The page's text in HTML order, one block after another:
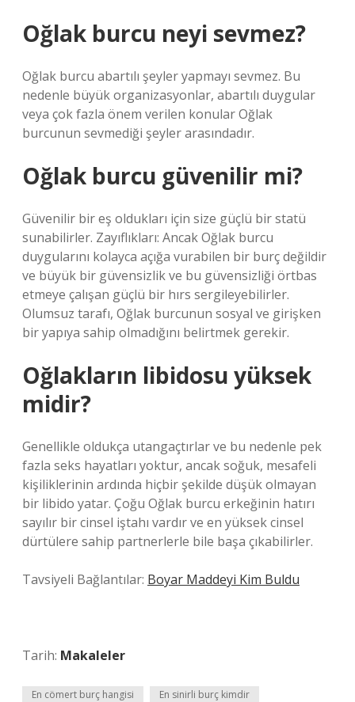
Oğlak burcu neyi sevmez?
Oğlak burcu abartılı şeyler yapmayı sevmez. Bu
nedenle büyük organizasyonlar, abartılı duygular
veya çok fazla önem verilen konular Oğlak
burcunun sevmediği şeyler arasındadır.
Oğlak burcu güvenilir mi?
Güvenilir bir eş oldukları için size güçlü bir statü
sunabilirler. Zayıflıkları: Ancak Oğlak burcu
duygularını kolayca açığa vurabilen bir burç değildir
ve büyük bir güvensizlik ve bu güvensizliği örtbas
etmeye çalışan güçlü bir hırs sergileyebilirler.
Olumsuz tarafı, Oğlak burcunun sosyal ve girişken
bir yapıya sahip olmadığını belirtmek gerekir.
Oğlakların libidosu yüksek
midir?
Genellikle oldukça utangaçtırlar ve bu nedenle pek
fazla seks hayatları yoktur, ancak soğuk, mesafeli
kişiliklerinin ardında hiçbir şekilde düşük olmayan
bir libido yatar. Çoğu Oğlak burcu erkeğinin hatırı
sayılır bir cinsel iştahı vardır ve en yüksek cinsel
dürtülere sahip partnerlerle bile başa çıkabilirler.
Tavsiyeli Bağlantılar: Boyar Maddeyi Kim Buldu
Tarih: Makaleler
En cömert burç hangisi En sinirli burç kimdir